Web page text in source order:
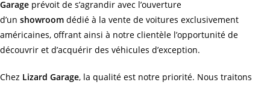
Garage prévoit de s’agrandir avec l’ouverture
d’un showroom dédié à la vente de voitures exclusivement
américaines, offrant ainsi à notre clientèle l’opportunité de
découvrir et d’acquérir des véhicules d’exception.
Chez Lizard Garage, la qualité est notre priorité. Nous traitons